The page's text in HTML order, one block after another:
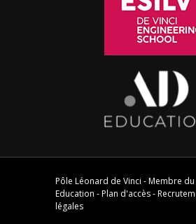
Pôle Léonard de Vinci - Membre
Education -Plan d'accès-
légales